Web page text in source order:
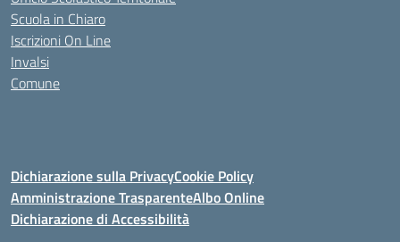
Scuola in Chiaro
Iscrizioni On Line
Invalsi
Comune
Dichiarazione sulla PrivacyCookie Policy
Amministrazione TrasparenteAlbo Online
Dichiarazione di Accessibilità